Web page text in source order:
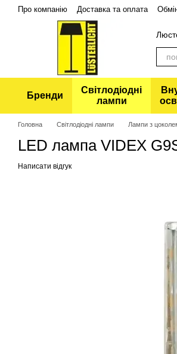
Перейти до основного контенту
Про компанію Доставка та оплата
Політика конфіденційності
Бренди
Світлодіодні
лампи
Головна Світлодіодні лампи Лампи з
LED лампа VIDEX
Написати відгук